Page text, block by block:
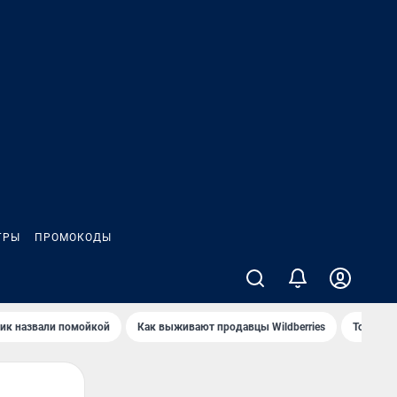
ПРОМОКОДЫ
назвали помойкой Как выживают продавцы Wildberries Топ